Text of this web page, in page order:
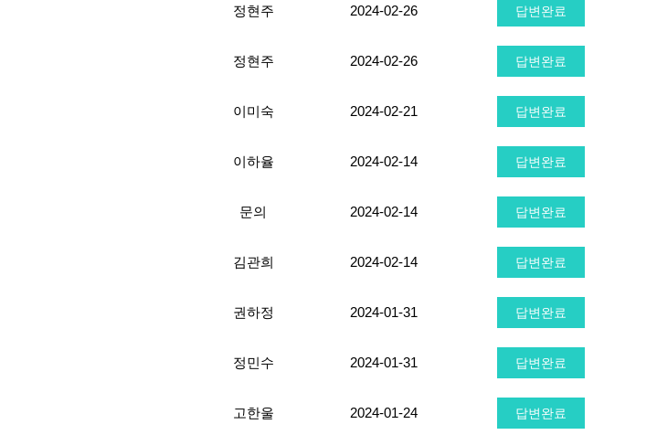
정현주 2024-02-26 답변완료
정현주 2024-02-26 답변완료
이미숙 2024-02-21 답변완료
이하율 2024-02-14 답변완료
문의 2024-02-14 답변완료
김관희 2024-02-14 답변완료
권하정 2024-01-31 답변완료
정민수 2024-01-31 답변완료
고한울 2024-01-24 답변완료